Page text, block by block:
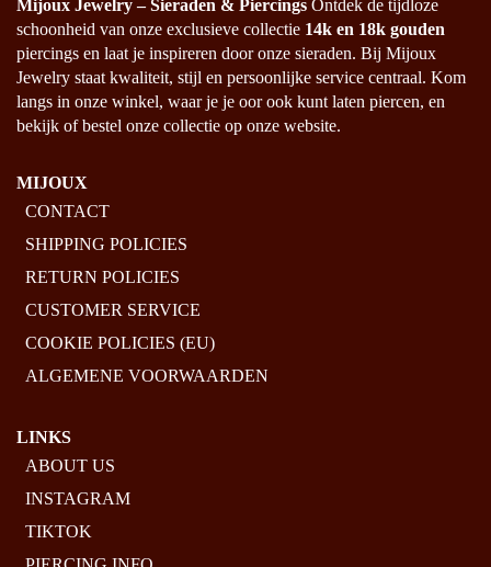
PAGE
Mijoux Jewelry – Sieraden & Piercings Ontdek de tijdloze
schoonheid van onze exclusieve collectie 14k en 18k gouden
piercings en laat je inspireren door onze sieraden. Bij Mijoux
Jewelry staat kwaliteit, stijl en persoonlijke service centraal. Kom
langs in onze winkel, waar je je oor ook kunt laten piercen, en
bekijk of bestel onze collectie op onze website.
MIJOUX
CONTACT
SHIPPING POLICIES
RETURN POLICIES
CUSTOMER SERVICE
COOKIE POLICIES (EU)
ALGEMENE VOORWAARDEN
LINKS
ABOUT US
INSTAGRAM
TIKTOK